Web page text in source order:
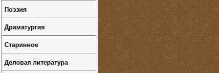
Поэзия
Драматургия
Старинное
Деловая литература